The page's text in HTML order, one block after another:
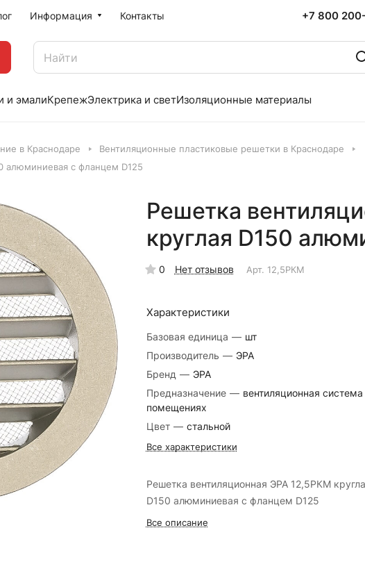
Информация Контакты +7 800
и эмалиКрепежЭлектрика и светИзоляционные материалы
в Краснодаре
Вентиляционные пластиковые решетки в Краснодаре
алюминиевая с фланцем D125
Решетка
круглая D150
0 Нет отзывов Арт. 12,5РКМ
Характеристики
Базовая единица — шт
Производитель — ЭРА
Бренд — ЭРА
Предназначение — вентиляционная система
помещениях
Цвет — стальной
Все характеристики
Решетка вентиляционная ЭРА 12,5РКМ
D150 алюминиевая с фланцем D125
Все описание